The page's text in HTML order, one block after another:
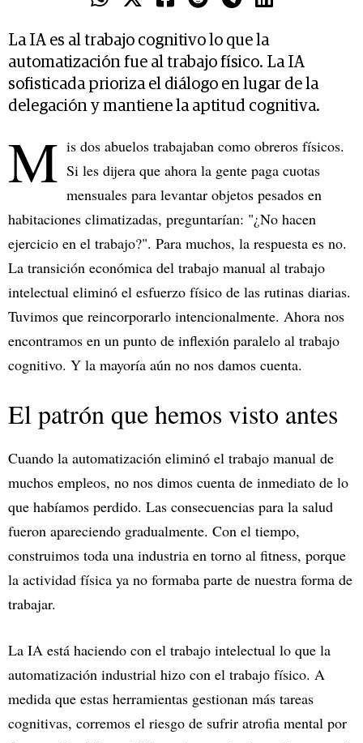
La IA es al trabajo cognitivo lo que la
automatización fue al trabajo físico. La IA
sofisticada prioriza el diálogo en lugar de la
delegación y mantiene la aptitud cognitiva.
M is dos abuelos trabajaban como obreros físicos.
Si les dijera que ahora la gente paga cuotas
mensuales para levantar objetos pesados en
habitaciones climatizadas, preguntarían: "¿No hacen
ejercicio en el trabajo?". Para muchos, la respuesta es no.
La transición económica del trabajo manual al trabajo
intelectual eliminó el esfuerzo físico de las rutinas diarias.
Tuvimos que reincorporarlo intencionalmente. Ahora nos
encontramos en un punto de inflexión paralelo al trabajo
cognitivo. Y la mayoría aún no nos damos cuenta.
El patrón que hemos visto antes
Cuando la automatización eliminó el trabajo manual de
muchos empleos, no nos dimos cuenta de inmediato de lo
que habíamos perdido. Las consecuencias para la salud
fueron apareciendo gradualmente. Con el tiempo,
construimos toda una industria en torno al fitness, porque
la actividad física ya no formaba parte de nuestra forma de
trabajar.
La IA está haciendo con el trabajo intelectual lo que la
automatización industrial hizo con el trabajo físico. A
medida que estas herramientas gestionan más tareas
cognitivas, corremos el riesgo de sufrir atrofia mental por